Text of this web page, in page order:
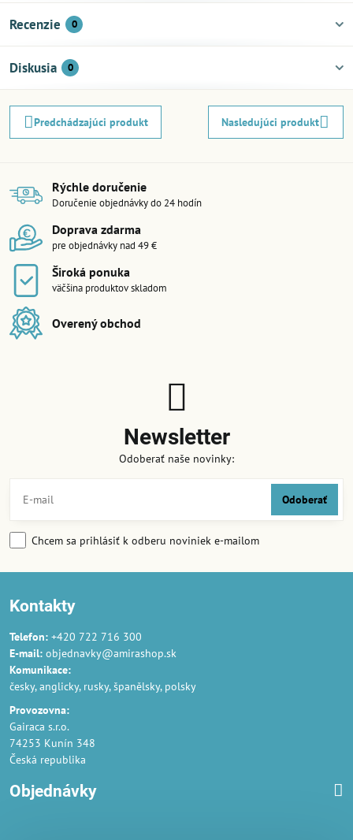
Recenzie 0
Diskusia 0
Predchádzajúci produkt Nasledujúci produkt
Rýchle doručenie
Doručenie objednávky do 24 hodín
Doprava zdarma
pre objednávky nad 49 €
Široká ponuka
väčšina produktov skladom
Overený obchod
Newsletter
Odoberať naše novinky:
Odoberať
Chcem sa prihlásiť k odberu noviniek e-mailom
Kontakty
Telefon: +420 722 716 300
E-mail: objednavky@amirashop.sk
Komunikace:
česky, anglicky, rusky, španělsky, polsky
Provozovna:
Gairaca s.r.o.
74253 Kunín 348
Česká republika
Objednávky